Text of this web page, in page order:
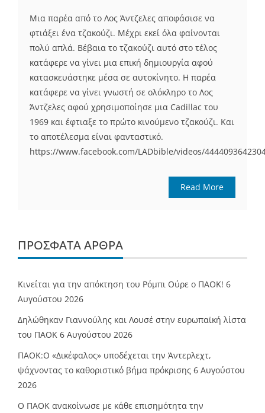
Μια παρέα από το Λος Άντζελες αποφάσισε να
φτιάξει ένα τζακούζι. Μέχρι εκεί όλα φαίνονται
πολύ απλά. Βέβαια το τζακούζι αυτό στο τέλος
κατάφερε να γίνει μια επική δημιουργία αφού
κατασκευάστηκε μέσα σε αυτοκίνητο. Η παρέα
κατάφερε να γίνει γνωστή σε ολόκληρο το Λος
Άντζελες αφού χρησιμοποίησε μια Cadillac του
1969 και έφτιαξε το πρώτο κινούμενο τζακούζι. Και
το αποτέλεσμα είναι φανταστικό.
https://www.facebook.com/LADbible/videos/
Read More
ΠΡΌΣΦΑΤΑ ΆΡΘΡΑ
Κινείται για την απόκτηση του Ρόμπι Ούρε ο ΠΑΟΚ! 6
Αυγούστου 2026
Δηλώθηκαν Γιαννούλης και Λουσέ στην ευρωπαϊκή λίστα
του ΠΑΟΚ 6 Αυγούστου 2026
ΠΑΟΚ:Ο «Δικέφαλος» υποδέχεται την Άντερλεχτ,
ψάχνοντας το καθοριστικό βήμα πρόκρισης 6 Αυγούστου
2026
Ο ΠΑΟΚ ανακοίνωσε με κάθε επισημότητα την